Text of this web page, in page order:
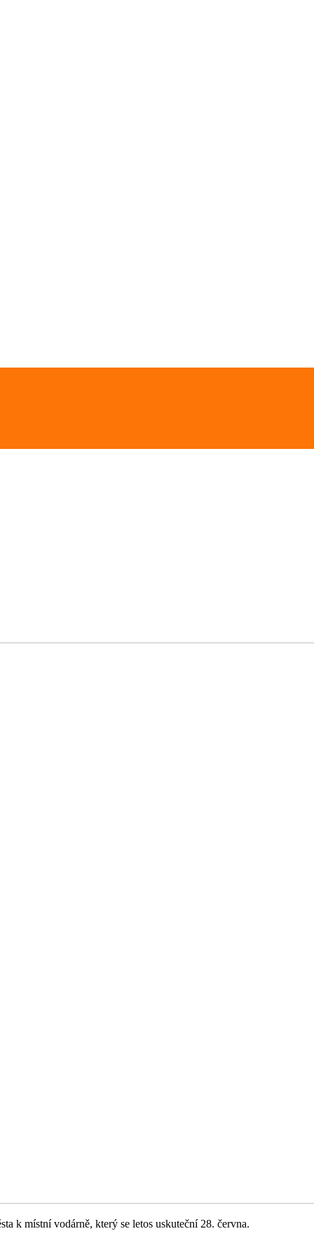
k místní vodárně, který se letos uskuteční 28. června.